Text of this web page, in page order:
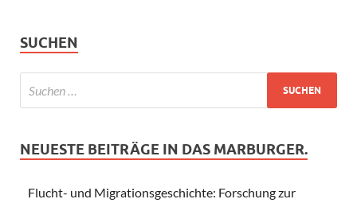
SUCHEN
NEUESTE BEITRÄGE IN DAS MARBURGER.
Flucht- und Migrationsgeschichte: Forschung zur